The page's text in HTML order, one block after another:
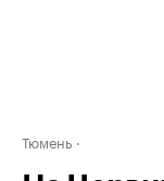
Тюмень